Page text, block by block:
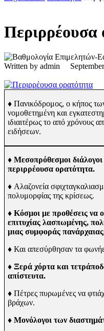
Περιρρέουσα
Written by admin
♦ Πανικόδρομος, ο κήπος
νομοθετημένη και
ιδιαιτέρως το από χρόνους
ειδήσεων.
♦ Μεσοπρόθεσμοι
περιρρέουσα ορατότητα.
♦ Αλαζονεία
πολυμορφίας της κρίσεως.
♦ Κόσμοι με προθέσεις να
επιτυχίας λασπωμένης,
μιας συμφοράς
♦ Και απεσύρθησαν τα
♦ Ξερά χόρτα και
απίστευτα.
♦ Πέτρες πυρωμένες να
βράχων.
♦ Μονόλογοι των